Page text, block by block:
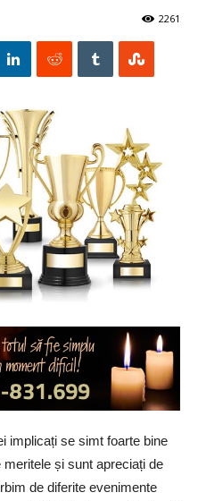
2261
implicați se simt foarte bine
și sunt apreciați de
de diferite evenimente